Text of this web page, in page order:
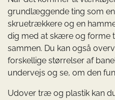
grundlæggende ting som
skruetrækkere og en
dig med at skære og forme
sammen. Du kan også
forskellige størrelser af
undervejs og se, om den
Udover træ og plastik kan